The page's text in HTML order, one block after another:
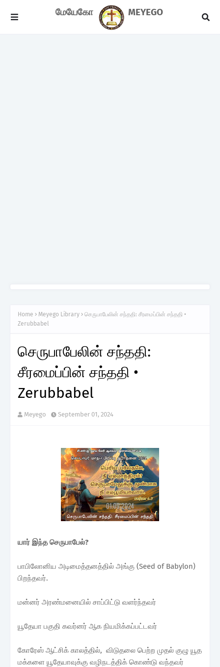
மேயேகோ MEYEGO
Home Meyego Library
செருபாபேலின் சந்ததி: சீரமைப்பின் சந்ததி •
Zerubbabel
செருபாபேலின் சந்ததி:
சீரமைப்பின் சந்ததி •
Zerubbabel
Meyego September 01, 2024
யார் இந்த செருபாபேல்?
பாபிலோனிய அடிமைத்தனத்தில் அங்கு (Seed of Babylon)
பிறந்தவர்.
மன்னர் அரண்மனையில் சாப்பிட்டு வளர்ந்தவர்
யூதேயா பகுதி கவர்னர் ஆக நியமிக்கப்பட்டவர்
கோரேஸ் ஆட்சிக் காலத்தில், விடுதலை பெற்ற முதல் குழு யூத
மக்களை யூதேயாவுக்கு வழிநடத்திக் கொண்டு வந்தவர்